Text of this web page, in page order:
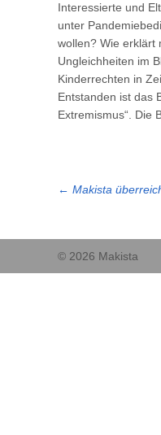
Interessierte und
unter
wollen? Wie erklärt
Ungleichheiten im
Kinderrechten in
Entstanden ist das
Extremismus“. Die
← Makista
© 2026 Makista